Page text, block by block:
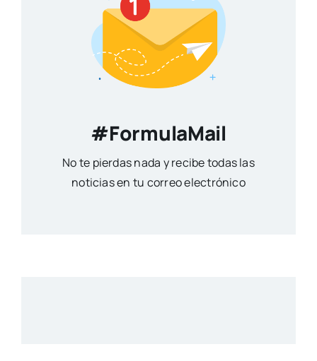
#FormulaMail
No te pierdas nada y recibe todas las
noticias en tu correo electrónico